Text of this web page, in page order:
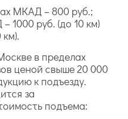
МКАД – 800 руб.;
1000 руб. (до 10 км)
в пределах
ценой свыше 20 000
к подъезду.
за
подъема: